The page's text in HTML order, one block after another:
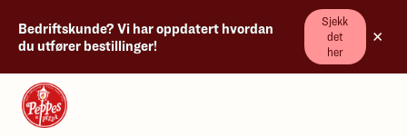
Bedriftskunde? Vi har oppdatert hvordan
du utfører bestillinger!
Sjekk
det
her
×